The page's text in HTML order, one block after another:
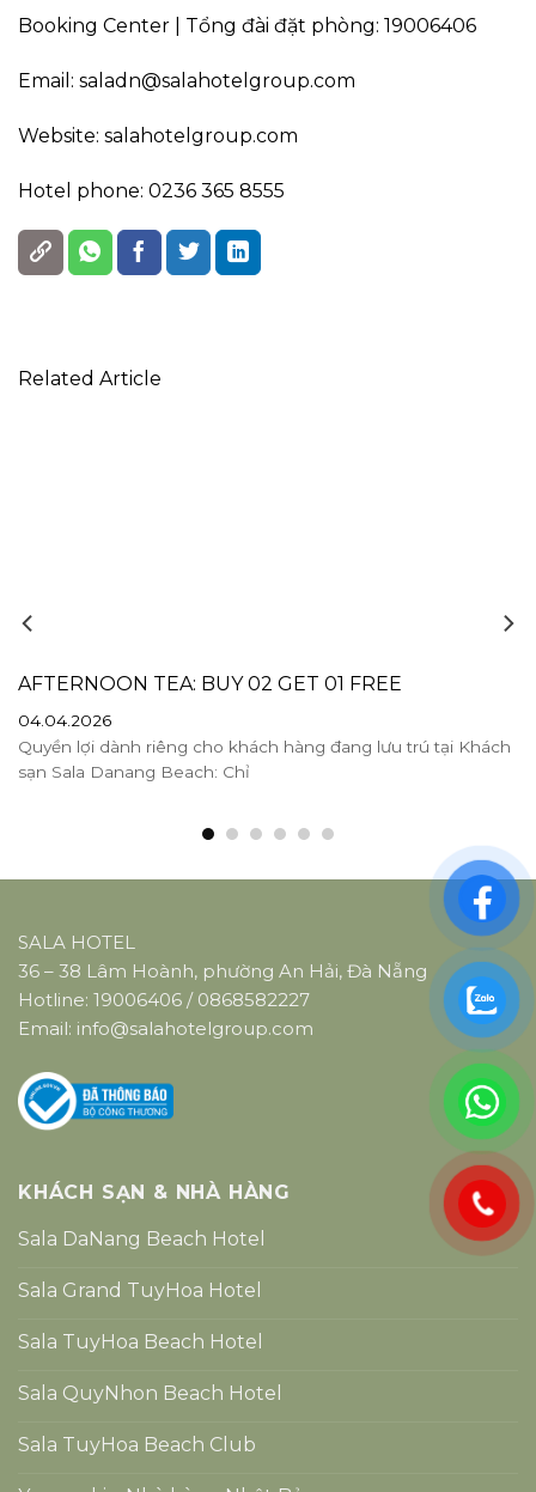
Booking Center | Tổng đài đặt phòng: 19006406
Email: saladn@salahotelgroup.com
Website: salahotelgroup.com
Hotel phone: 0236 365 8555
Related Article
AFTERNOON TEA: BUY 02 GET 01 FREE
04.04.2026
Quyền lợi dành riêng cho khách hàng đang lưu trú tại Khách
sạn Sala Danang Beach: Chỉ
SALA HOTEL
36 – 38 Lâm Hoành, phường An Hải, Đà Nẵng
Hotline: 19006406 / 0868582227
Email: info@salahotelgroup.com
KHÁCH SẠN & NHÀ HÀNG
Sala DaNang Beach Hotel
Sala Grand TuyHoa Hotel
Sala TuyHoa Beach Hotel
Sala QuyNhon Beach Hotel
Sala TuyHoa Beach Club